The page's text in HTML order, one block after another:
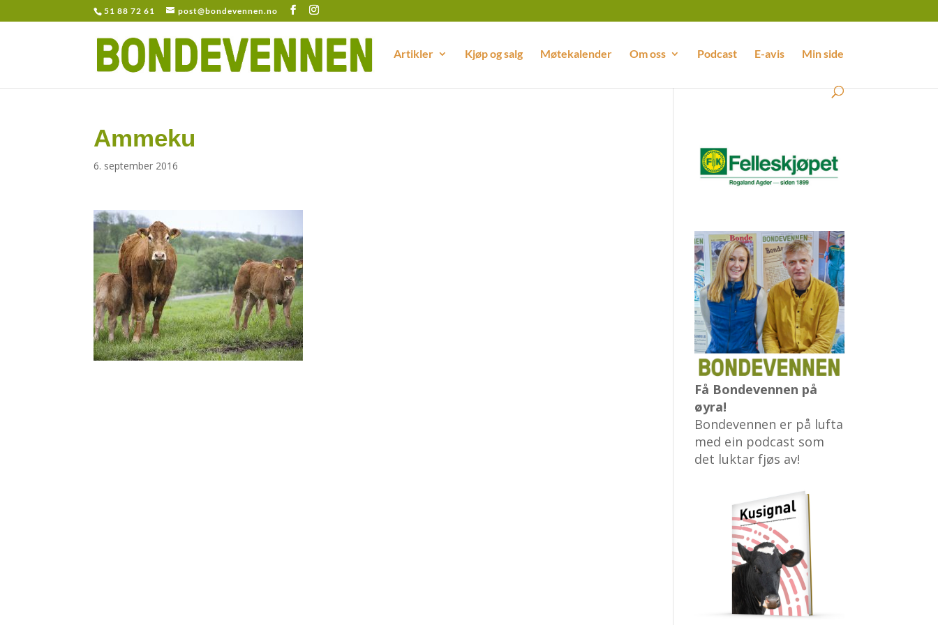
51 88 72 61 post@bondevennen.no
Artikler Kjøp og salg Møtekalender Om oss Podcast E-avis Min side
Ammeku
6. september 2016
Få Bondevennen på
øyra!
Bondevennen er på lufta
med ein podcast som
det luktar fjøs av!